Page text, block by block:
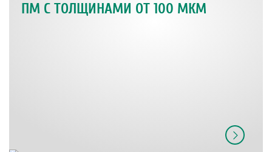
ПМ С ТОЛЩИНАМИ ОТ 100 МКМ